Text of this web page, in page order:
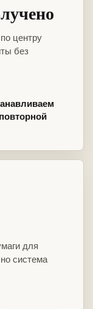
центру
без
для
система